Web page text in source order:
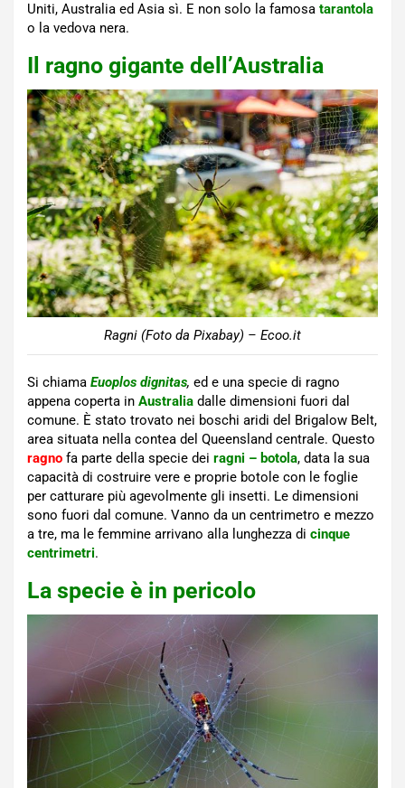
Uniti, Australia ed Asia sì. E non solo la famosa tarantola
o la vedova nera.
Il ragno gigante dell’Australia
Ragni (Foto da Pixabay) – Ecoo.it
Si chiama Euoplos dignitas, ed e una specie di ragno
appena coperta in Australia dalle dimensioni fuori dal
comune. È stato trovato nei boschi aridi del Brigalow Belt,
area situata nella contea del Queensland centrale. Questo
ragno fa parte della specie dei ragni – botola, data la sua
capacità di costruire vere e proprie botole con le foglie
per catturare più agevolmente gli insetti. Le dimensioni
sono fuori dal comune. Vanno da un centrimetro e mezzo
a tre, ma le femmine arrivano alla lunghezza di cinque
centrimetri.
La specie è in pericolo